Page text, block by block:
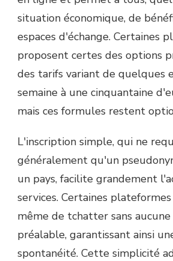
situation économique, de
espaces d'échange. Certaines
proposent certes des options
des tarifs variant de quelques
semaine à une cinquantaine
mais ces formules restent
L'inscription simple, qui ne
généralement qu'un
un pays, facilite grandement
services. Certaines
même de tchatter sans
préalable, garantissant ainsi
spontanéité. Cette simplicité